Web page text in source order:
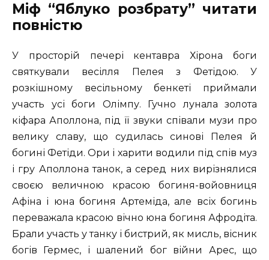
Міф “Яблуко розбрату” читати
повністю
У просторій печері кентавра Хірона боги
святкували весілля Пелея з Фетідою. У
розкішному весільному бенкеті приймали
участь усі боги Олімпу. Гучно лунала золота
кіфара Аполлона, під її звуки співали музи про
велику славу, що судилась синові Пелея й
богині Фетіди. Ори і харити водили під спів муз
і гру Аполлона танок, а серед них вирізнялися
своєю величною красою богиня-войовниця
Афіна і юна богиня Артеміда, але всіх богинь
переважала красою вічно юна богиня Афродіта.
Брали участь у танку і бистрий, як мисль, вісник
богів Гермес, і шалений бог війни Арес, що